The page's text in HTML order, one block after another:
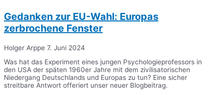
Gedanken zur EU-Wahl: Europas
zerbrochene Fenster
Holger Arppe 7. Juni 2024
Was hat das Experiment eines jungen Psychologieprofessors in
den USA der späten 1960er Jahre mit dem zivilisatorischen
Niedergang Deutschlands und Europas zu tun? Eine sicher
streitbare Antwort offeriert unser neuer Blogbeitrag.